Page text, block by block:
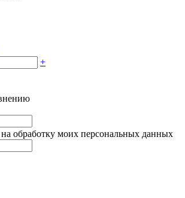
+
обработку моих персональных данных